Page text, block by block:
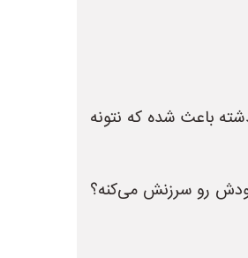
باعث شده که نتونه
رو سرزنش می‌کنه؟